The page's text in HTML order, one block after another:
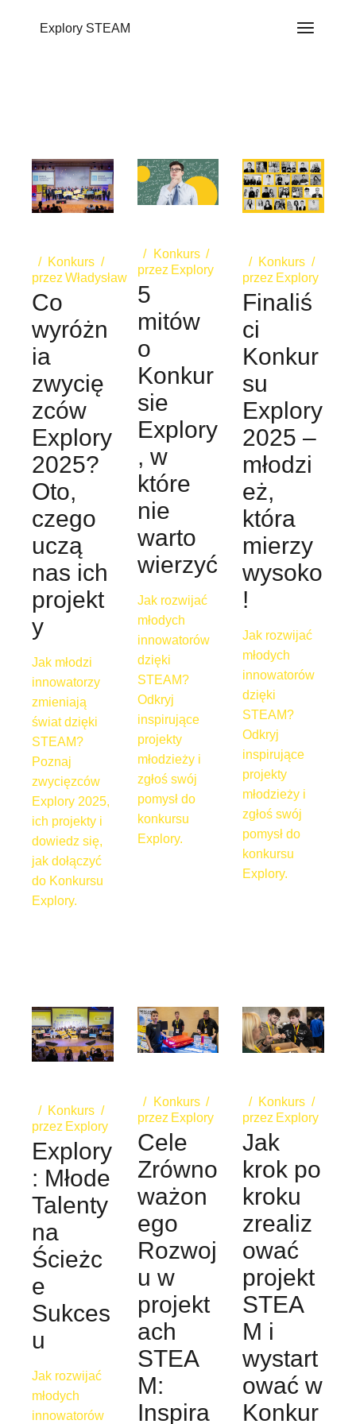
Explory STEAM
Konkurs
przez Władysław
Co
wyróżn
ia
zwycię
zców
Explory
2025?
Oto,
czego
uczą
nas ich
projekt
y
Jak młodzi
innowatorzy
zmieniają
świat dzięki
STEAM?
Poznaj
zwycięzców
Explory 2025,
ich projekty i
dowiedz się,
jak dołączyć
do Konkursu
Explory.
Konkurs
przez Explory
5
mitów
o
Konkur
sie
Explory
, w
które
nie
warto
wierzyć
Jak rozwijać
młodych
innowatorów
dzięki
STEAM?
Odkryj
inspirujące
projekty
młodzieży i
zgłoś swój
pomysł do
konkursu
Explory.
Konkurs
przez Explory
Finaliś
ci
Konkur
su
Explory
2025 –
młodzi
eż,
która
mierzy
wysoko
!
Jak rozwijać
młodych
innowatorów
dzięki
STEAM?
Odkryj
inspirujące
projekty
młodzieży i
zgłoś swój
pomysł do
konkursu
Explory.
Konkurs
przez Explory
Explory
: Młode
Talenty
na
Ścieżc
e
Sukces
u
Jak rozwijać
młodych
innowatorów
Konkurs
przez Explory
Cele
Zrówno
ważon
ego
Rozwoj
u w
projekt
ach
STEA
M:
Inspira
Konkurs
przez Explory
Jak
krok po
kroku
zrealiz
ować
projekt
STEA
M i
wystart
ować w
Konkur